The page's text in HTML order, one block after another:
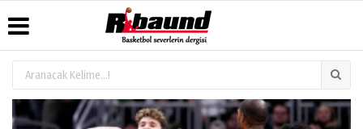
Üye Paneli
Haber
Hava
Durumu
Köşe
Yazarları
Künye
İletişim